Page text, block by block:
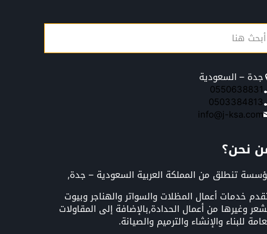
جدة – السعودية
0550638831
0503384813
info@j-ksa.com
نحن؟
تنطلق من المملكة العربية السعودية – جدة,
خدمات أعمال المظلات والسواتر والهناجر وبيوت
وغيرها من أعمال الحدادة,بالإضافة إلى المقاولات
للبناء والإنشاء والترميم والصيانة.